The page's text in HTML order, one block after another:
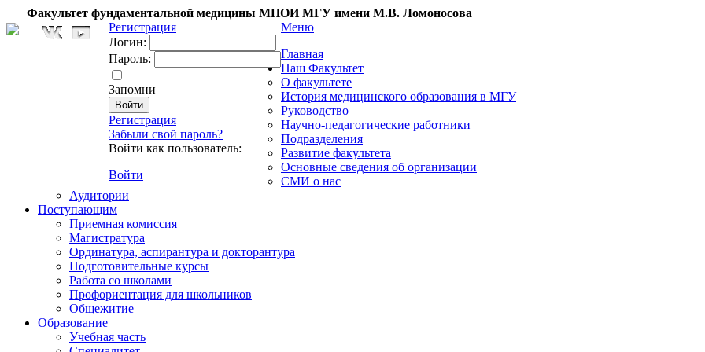
Факультет фундаментальной медицины МНОИ МГУ имени М.В. Ломоносова
Регистрация
Логин:
Пароль:
Запомни
Регистрация
Забыли свой пароль?
Войти как пользователь:
Войти
Меню
Главная
Наш Факультет
О факультете
История медицинского образования в МГУ
Руководство
Научно-педагогические работники
Подразделения
Развитие факультета
Основные сведения об организации
СМИ о нас
Аудитории
Поступающим
Приемная комиссия
Магистратура
Ординатура, аспирантура и докторантура
Подготовительные курсы
Работа со школами
Профориентация для школьников
Общежитие
Образование
Учебная часть